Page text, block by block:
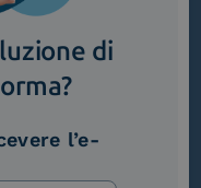
mondo della
di
l’e-